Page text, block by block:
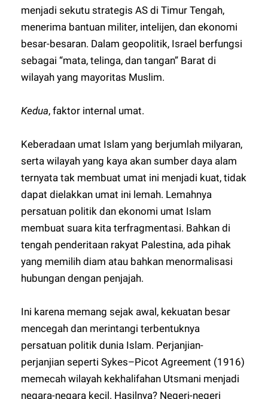
menjadi sekutu strategis AS di Timur Tengah,
menerima bantuan militer, intelijen, dan ekonomi
besar-besaran. Dalam geopolitik, Israel berfungsi
sebagai “mata, telinga, dan tangan” Barat di
wilayah yang mayoritas Muslim.
Kedua, faktor internal umat.
Keberadaan umat Islam yang berjumlah milyaran,
serta wilayah yang kaya akan sumber daya alam
ternyata tak membuat umat ini menjadi kuat, tidak
dapat dielakkan umat ini lemah. Lemahnya
persatuan politik dan ekonomi umat Islam
membuat suara kita terfragmentasi. Bahkan di
tengah penderitaan rakyat Palestina, ada pihak
yang memilih diam atau bahkan menormalisasi
hubungan dengan penjajah.
Ini karena memang sejak awal, kekuatan besar
mencegah dan merintangi terbentuknya
persatuan politik dunia Islam. Perjanjian-
perjanjian seperti Sykes–Picot Agreement (1916)
memecah wilayah kekhalifahan Utsmani menjadi
negara-negara kecil. Hasilnya? Negeri-negeri